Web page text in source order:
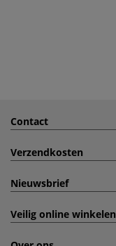
Contact
Verzendkosten
Nieuwsbrief
Veilig online winkelen